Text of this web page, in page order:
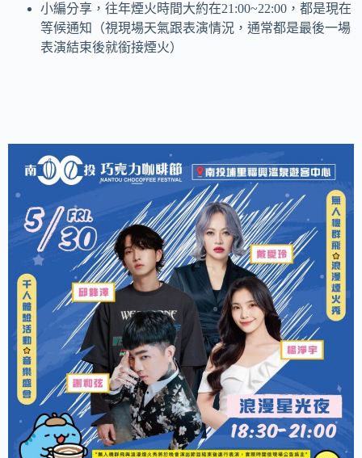
小編分享，往年煙火時間大約在21:00~22:00，都是現在
等候通知（視現場天氣跟表演情況，通常都是最後一場
表演結束後就銜接煙火）